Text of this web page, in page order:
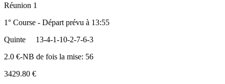
Réunion 1
1° Course - Départ prévu à 13:55
Quinte
13-4-1-10-2-7-6-3
2.0 €-NB de fois la mise: 56
3429.80 €